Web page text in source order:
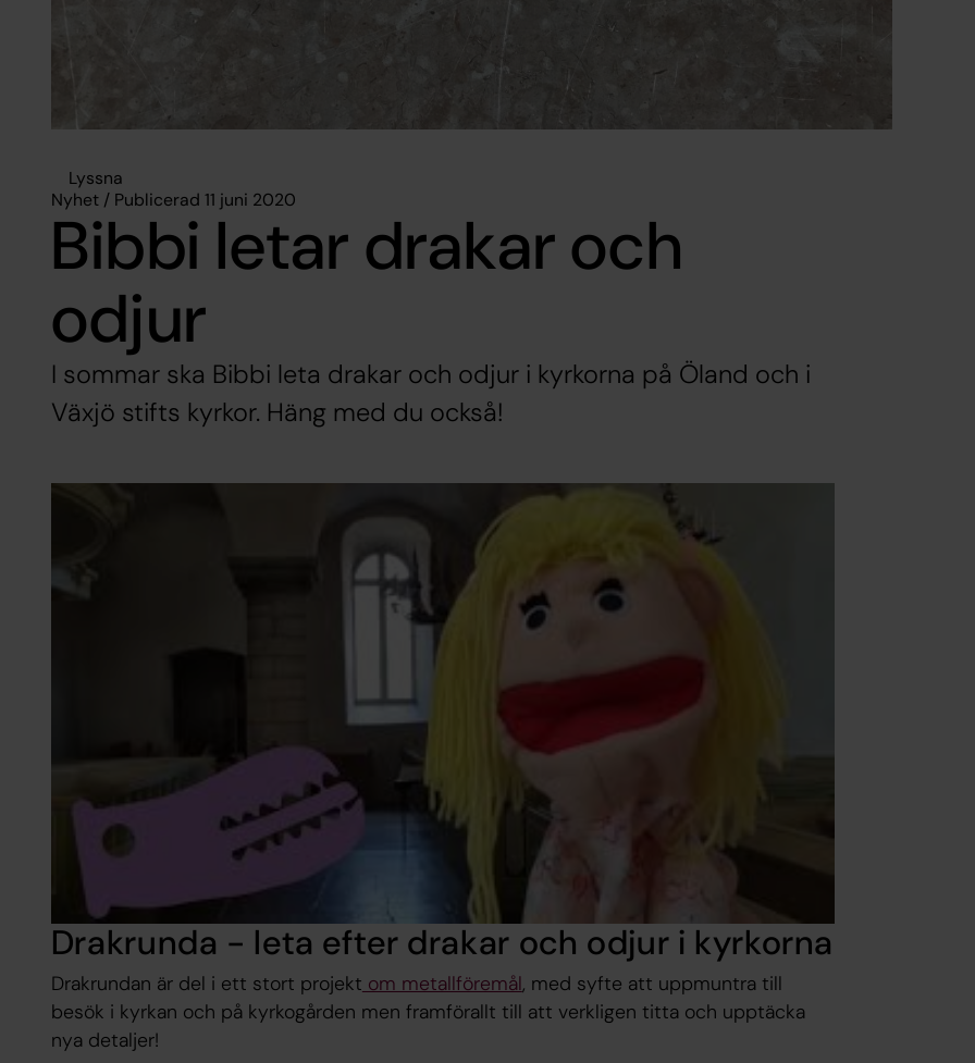
Lyssna
Nyhet / Publicerad 11 juni 2020
Bibbi letar drakar och
odjur
I sommar ska Bibbi leta drakar och odjur i kyrkorna på Öland och i
Växjö stifts kyrkor. Häng med du också!
Drakrunda - leta efter drakar och odjur i kyrkorna
Drakrundan är del i ett stort projekt om metallföremål, med syfte att uppmuntra till
besök i kyrkan och på kyrkogården men framförallt till att verkligen titta och upptäcka
nya detaljer!